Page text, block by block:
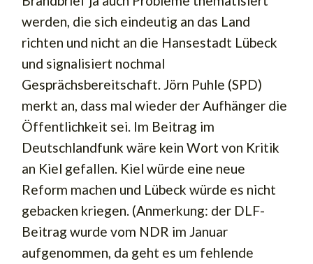
werden, die sich eindeutig an das Land
richten und nicht an die Hansestadt Lübeck
und signalisiert nochmal
Gesprächsbereitschaft. Jörn Puhle (SPD)
merkt an, dass mal wieder der Aufhänger die
Öffentlichkeit sei. Im Beitrag im
Deutschlandfunk wäre kein Wort von Kritik
an Kiel gefallen. Kiel würde eine neue
Reform machen und Lübeck würde es nicht
gebacken kriegen. (Anmerkung: der DLF-
Beitrag wurde vom NDR im Januar
aufgenommen, da geht es um fehlende